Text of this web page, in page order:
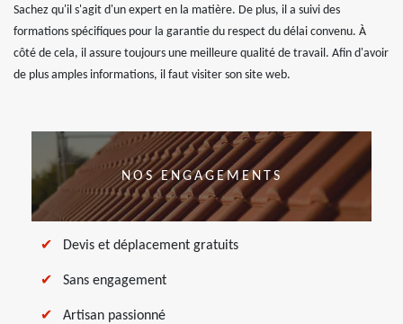
Sachez qu'il s'agit d'un expert en la matière. De plus, il a suivi des
formations spécifiques pour la garantie du respect du délai convenu. À
côté de cela, il assure toujours une meilleure qualité de travail. Afin d'avoir
de plus amples informations, il faut visiter son site web.
NOS ENGAGEMENTS
Devis et déplacement gratuits
Sans engagement
Artisan passionné